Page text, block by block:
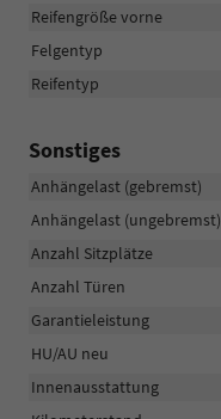
Reifengröße vorne
Felgentyp
Reifentyp
Sonstiges
Anhängelast (gebremst)
Anhängelast (ungebremst)
Anzahl Sitzplätze
Anzahl Türen
Garantieleistung
HU/AU neu
Innenausstattung